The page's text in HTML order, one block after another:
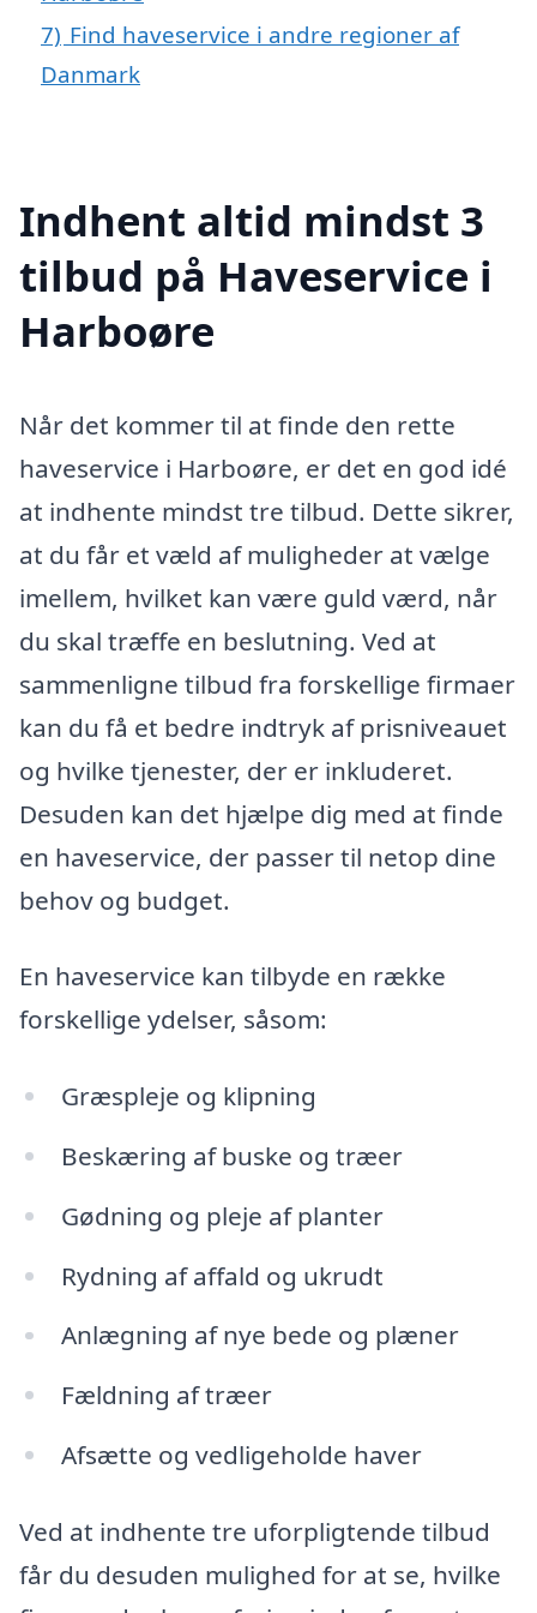
7) Find haveservice i andre regioner af
Danmark
Indhent altid mindst 3
tilbud på Haveservice i
Harboøre
Når det kommer til at finde den rette
haveservice i Harboøre, er det en god idé
at indhente mindst tre tilbud. Dette sikrer,
at du får et væld af muligheder at vælge
imellem, hvilket kan være guld værd, når
du skal træffe en beslutning. Ved at
sammenligne tilbud fra forskellige firmaer
kan du få et bedre indtryk af prisniveauet
og hvilke tjenester, der er inkluderet.
Desuden kan det hjælpe dig med at finde
en haveservice, der passer til netop dine
behov og budget.
En haveservice kan tilbyde en række
forskellige ydelser, såsom:
Græspleje og klipning
Beskæring af buske og træer
Gødning og pleje af planter
Rydning af affald og ukrudt
Anlægning af nye bede og plæner
Fældning af træer
Afsætte og vedligeholde haver
Ved at indhente tre uforpligtende tilbud
får du desuden mulighed for at se, hvilke